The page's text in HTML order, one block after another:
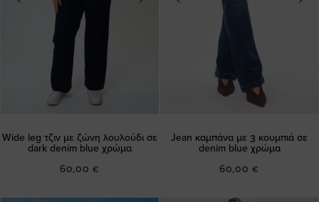
Wide leg τζιν με ζώνη λουλούδι σε
dark denim blue χρώμα
60,00 €
Jean καμπάνα με 3 κουμπιά σε
denim blue χρώμα
60,00 €